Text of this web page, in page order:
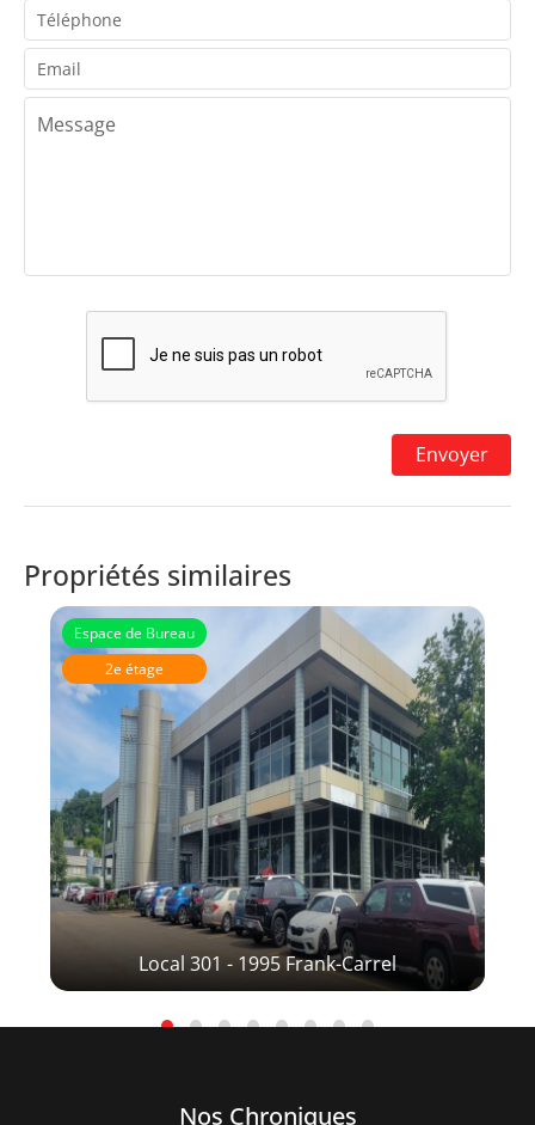
Propriétés similaires
Local 301 - 1995 Frank-Carrel
Espace de Bureau
2e étage
Nos Chroniques